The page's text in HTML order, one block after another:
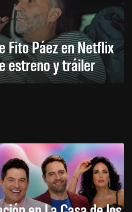
Fito Páez en Netflix
estreno y tráiler